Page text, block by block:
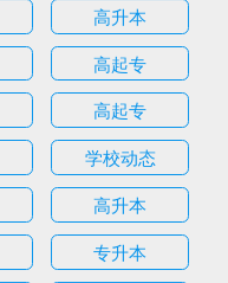
高升本
高起专
高起专
学校动态
高升本
专升本